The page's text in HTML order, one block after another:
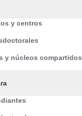
y centros
y núcleos compartidos